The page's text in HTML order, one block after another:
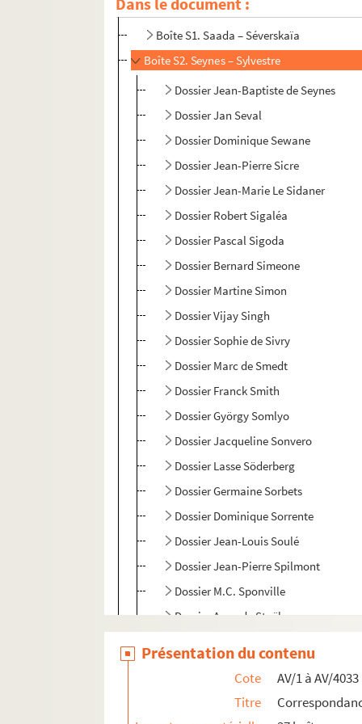
Boîte R3. Roze – Rusere
Boîte S1. Saada – Séverskaïa
Boîte S2. Seynes – Sylvestre
Dossier Jean-Baptiste de Seynes
Dossier Jan Seval
Dossier Dominique Sewane
Dossier Jean-Pierre Sicre
Dossier Jean-Marie Le Sidaner
Dossier Robert Sigaléa
Dossier Pascal Sigoda
Dossier Bernard Simeone
Dossier Martine Simon
Dossier Vijay Singh
Dossier Sophie de Sivry
Dossier Marc de Smedt
Dossier Franck Smith
Dossier György Somlyo
Dossier Jacqueline Sonvero
Dossier Lasse Söderberg
Dossier Germaine Sorbets
Dossier Dominique Sorrente
Dossier Jean-Louis Soulé
Dossier Jean-Pierre Spilmont
Dossier M.C. Sponville
Dossier Anne de Staël
Présentation du contenu
Cote
AV/1 à AV/4033
Titre